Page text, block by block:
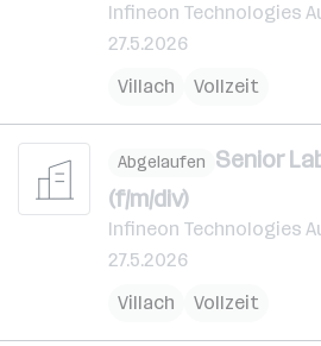
Infineon Technologies
27.5.2026
Villach
Vollzeit
Abgelaufen Senior
(f/m/div)
Infineon Technologies
27.5.2026
Villach
Vollzeit